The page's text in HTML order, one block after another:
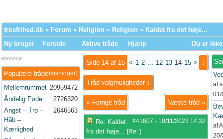
trosfrihed.dk » Forum » Religion » Religion » Kaldet fra det høje...
Ny bruger
Forside Aktive tråde Hjælp Du er
annonce
(visninger)
Populære tråde
Mellemrummet 20959472
Åndelig Føde
2726320
Angst – Tro –
Håb –
Kærlighed
2646563
Side 14 af 15 < 1 2 ... 12 13 14 15 > ↓
Tråd valgmuligheder ↓
« Forrige tråd Næste tråd »
#41807 - 10/11/2023 14:32
Re: Kaldet
fra det høje... [Re: ]
af
01/
af
20/